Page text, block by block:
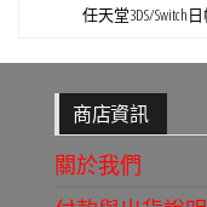
任天堂3DS/Switch
商店資訊
關於我們